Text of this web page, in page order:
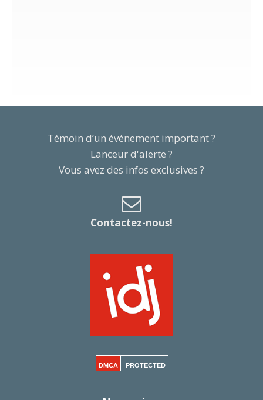
Témoin d’un événement important ?
Lanceur d'alerte ?
Vous avez des infos exclusives ?
Contactez-nous!
DMCA PROTECTED